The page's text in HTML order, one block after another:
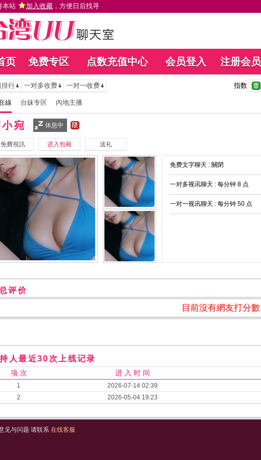
本站 加入收藏 ，方便日后找寻
页 免费专区 点数充值中心 会员登入 注册会员
排行 一对多收费 一对一收费 指数
線 台妹专区 內地主播
宛 休息中
免費視訊 进入包厢 送礼
免费文字聊天 : 關閉
一对多视讯聊天 : 每分钟 8 点
一对一视讯聊天 : 每分钟 50 点
评价
目前沒有網友打分數
人最近30次上线记录
项 次 进 入 时 间
1 2026-07-14 02:39
2
2026-05-04 19:23
见与问题 请联系 在线客服